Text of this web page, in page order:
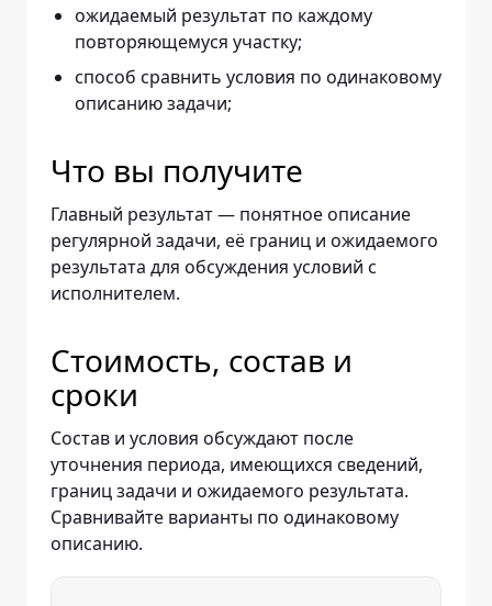
ожидаемый результат по каждому
повторяющемуся участку;
способ сравнить условия по одинаковому
описанию задачи;
Что вы получите
Главный результат — понятное описание
регулярной задачи, её границ и ожидаемого
результата для обсуждения условий с
исполнителем.
Стоимость, состав и
сроки
Состав и условия обсуждают после
уточнения периода, имеющихся сведений,
границ задачи и ожидаемого результата.
Сравнивайте варианты по одинаковому
описанию.